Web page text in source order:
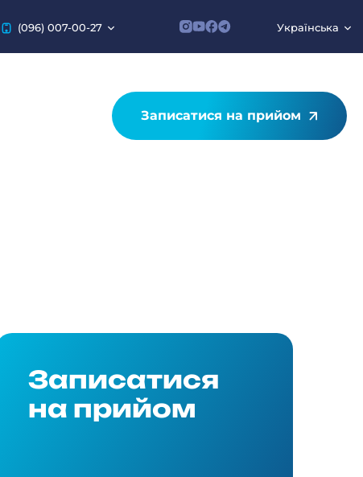
(096) 007-00-27 Українська
Записатися на прийом
Записатися
на прийом